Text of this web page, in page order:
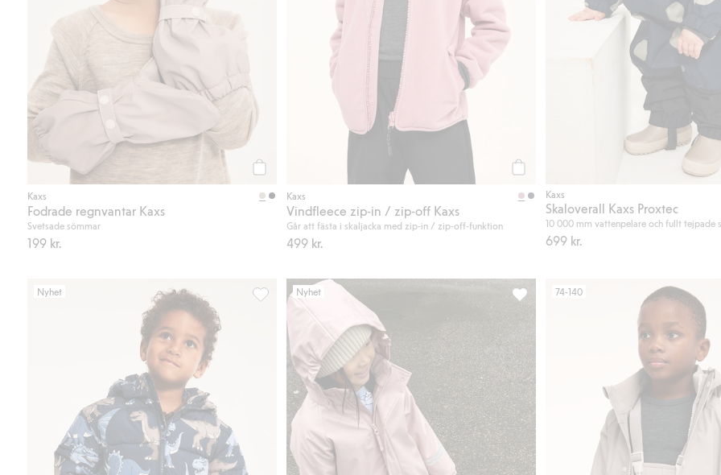
Kaxs
Fodrade regnvantar Kaxs
Svetsade sömmar
199 kr.
Kaxs
Vindfleece zip-in / zip-off Kaxs
Går att fästa i skaljacka med zip-in / zip-off-funktion
499 kr.
Kaxs
Skaloverall Kaxs Proxtec
10 000 mm vattenpelare och fullt tejpade
699 kr.
Nyhet
Pufferjacka med dinosaurier, Lägg till i favoriter
Nyhet
Fleecefodrad regnjacka Kaxs, Lägg till
74-140